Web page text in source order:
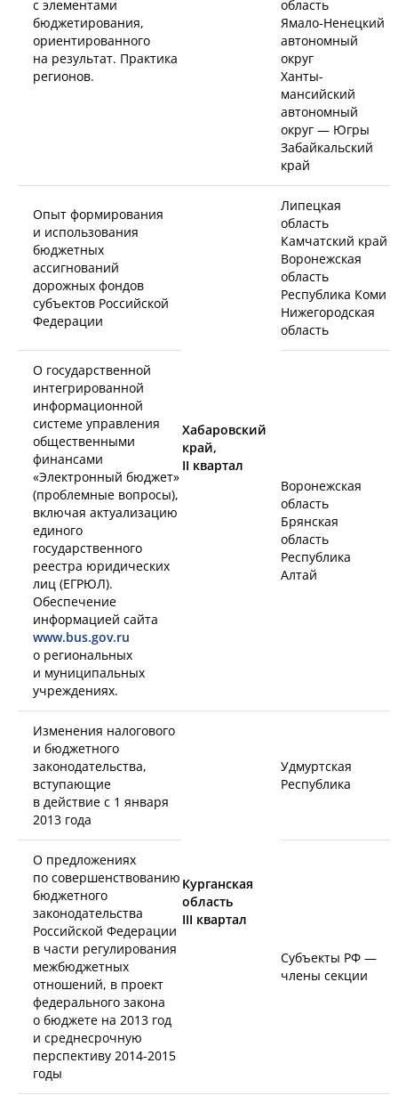
с элементами
бюджетирования,
ориентированного
на результат. Практика
регионов.
область
Ямало-Ненецкий
автономный
округ
Ханты-
мансийский
автономный
округ — Югры
Забайкальский
край
Опыт формирования
и использования
бюджетных
ассигнований
дорожных фондов
субъектов Российской
Федерации
Хабаровский
край,
II квартал
Липецкая
область
Камчатский край
Воронежская
область
Республика Коми
Нижегородская
область
О государственной
интегрированной
информационной
системе управления
общественными
финансами
«Электронный бюджет»
(проблемные вопросы),
включая актуализацию
единого
государственного
реестра юридических
лиц (ЕГРЮЛ).
Обеспечение
информацией сайта
www.bus.gov.ru
о региональных
и муниципальных
учреждениях.
Воронежская
область
Брянская
область
Республика
Алтай
Изменения налогового
и бюджетного
законодательства,
вступающие
в действие с 1 января
2013 года
Курганская
область
III квартал
Удмуртская
Республика
О предложениях
по совершенствованию
бюджетного
законодательства
Российской Федерации
в части регулирования
межбюджетных
отношений, в проект
федерального закона
о бюджете на 2013 год
и среднесрочную
перспективу 2014-2015
годы
Субъекты РФ —
члены секции